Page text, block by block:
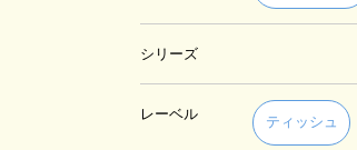
シリーズ
レーベル
ティッシュ